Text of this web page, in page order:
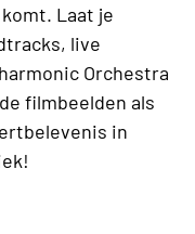
Laat je
live
Orchestra
filmbeelden als
in